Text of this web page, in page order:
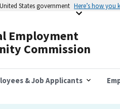
States government Here’s how you
Employment
Commission
& Job Applicants